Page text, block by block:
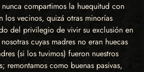
compartimos la huequitud con
los vecinos, quizá otras minorías
del privilegio de vivir su exclusión en
cuyas madres no eran huecas
(si los tuvimos) fueron nuestros
remontamos como buenas pasivas,